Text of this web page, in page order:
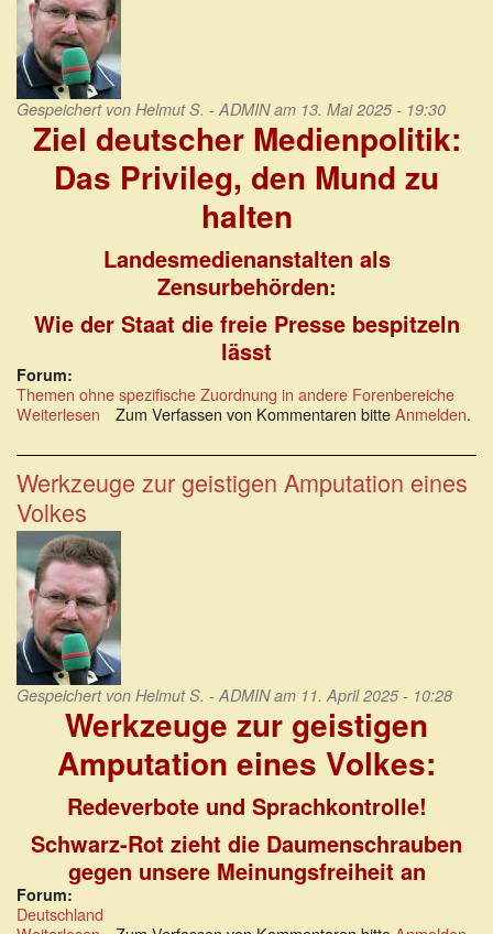
Gespeichert von Helmut S. - ADMINam 13. Mai 2025 - 19:30
Ziel deutscher Medienpolitik:
Das Privileg, den Mund zu
halten
Landesmedienanstalten als
Zensurbehörden:
Wie der Staat die freie Presse bespitzeln
lässt
Forum:
Themen ohne spezifische Zuordnung in andere Forenbereiche
Weiterlesen über
deutscher
Medienpolitik:
Das
den
Mund
zu
halten
Zum Verfassen von Kommentaren bitteAnmelden.
Werkzeuge zur geistigen Amputation eines
Volkes
Gespeichert von Helmut S. - ADMINam 11. April 2025 - 10:28
Werkzeuge zur geistigen
Amputation eines Volkes:
Redeverbote und Sprachkontrolle!
Schwarz-Rot zieht die Daumenschrauben
gegen unsere Meinungsfreiheit an
Forum:
Deutschland